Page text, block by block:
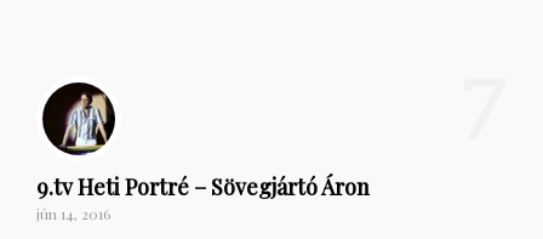
9.tv Heti Portré – Sövegjártó Áron
jún 14, 2016